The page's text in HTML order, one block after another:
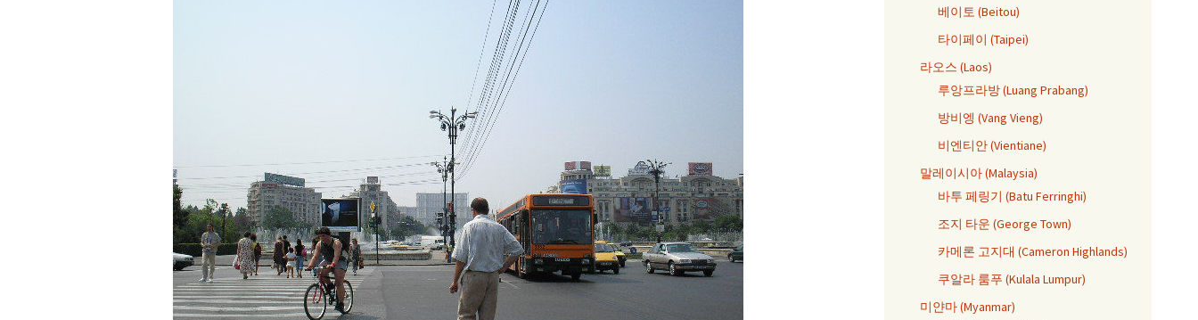
베이토 (Beitou)
타이페이 (Taipei)
라오스 (Laos)
루앙프라방 (Luang Prabang)
방비엥 (Vang Vieng)
비엔티안 (Vientiane)
말레이시아 (Malaysia)
바투 페링기 (Batu Ferringhi)
조지 타운 (George Town)
카메론 고지대 (Cameron Highlands)
쿠알라 룸푸 (Kulala Lumpur)
미얀마 (Myanmar)